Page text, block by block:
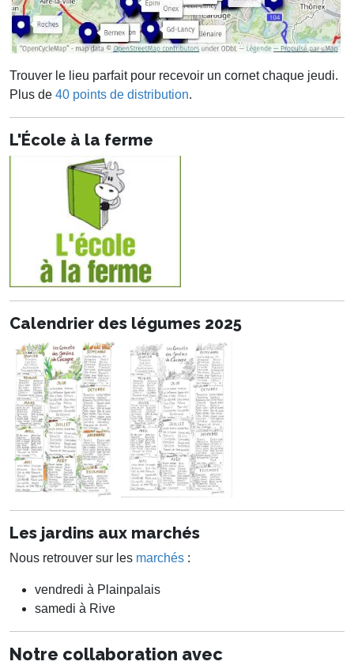
Trouver le lieu parfait pour recevoir un cornet chaque jeudi.
Plus de 40 points de distribution.
L'École à la ferme
Calendrier des légumes 2025
Les jardins aux marchés
Nous retrouver sur les marchés :
vendredi à Plainpalais
samedi à Rive
Notre collaboration avec